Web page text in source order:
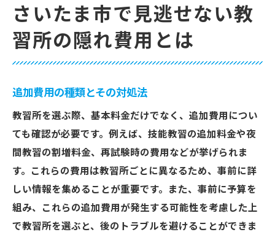
さいたま市で見逃せない教
習所の隠れ費用とは
追加費用の種類とその対処法
教習所を選ぶ際、基本料金だけでなく、追加費用につい
ても確認が必要です。例えば、技能教習の追加料金や夜
間教習の割増料金、再試験時の費用などが挙げられま
す。これらの費用は教習所ごとに異なるため、事前に詳
しい情報を集めることが重要です。また、事前に予算を
組み、これらの追加費用が発生する可能性を考慮した上
で教習所を選ぶと、後のトラブルを避けることができま